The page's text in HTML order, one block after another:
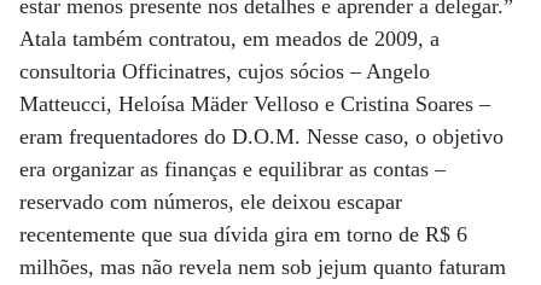
estar menos presente nos detalhes e aprender a delegar.”
Atala também contratou, em meados de 2009, a
consultoria Officinatres, cujos sócios – Angelo
Matteucci, Heloísa Mäder Velloso e Cristina Soares –
eram frequentadores do D.O.M. Nesse caso, o objetivo
era organizar as finanças e equilibrar as contas –
reservado com números, ele deixou escapar
recentemente que sua dívida gira em torno de R$ 6
milhões, mas não revela nem sob jejum quanto faturam